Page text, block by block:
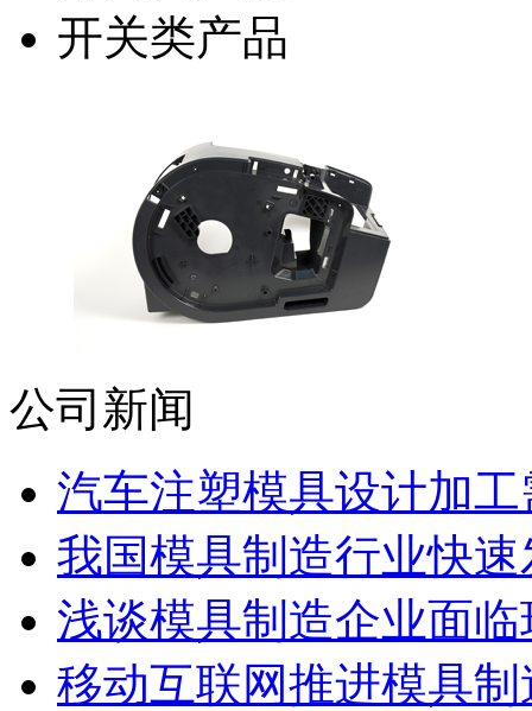
开关类产品
公司新闻
汽车注塑模具设计加
我国模具制造行业快
浅谈模具制造企业面
移动互联网推进模具